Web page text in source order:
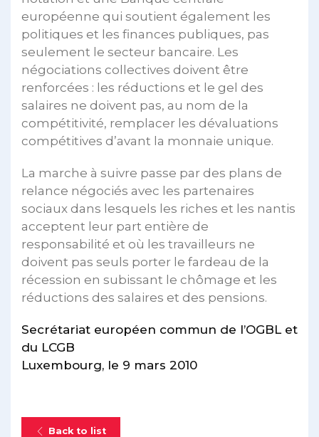
européenne qui soutient également les
politiques et les finances publiques, pas
seulement le secteur bancaire. Les
négociations collectives doivent être
renforcées : les réductions et le gel des
salaires ne doivent pas, au nom de la
compétitivité, remplacer les dévaluations
compétitives d’avant la monnaie unique.
La marche à suivre passe par des plans de
relance négociés avec les partenaires
sociaux dans lesquels les riches et les nantis
acceptent leur part entière de
responsabilité et où les travailleurs ne
doivent pas seuls porter le fardeau de la
récession en subissant le chômage et les
réductions des salaires et des pensions.
Secrétariat européen commun de l’OGBL et
du LCGB
Luxembourg, le 9 mars 2010
Back to list